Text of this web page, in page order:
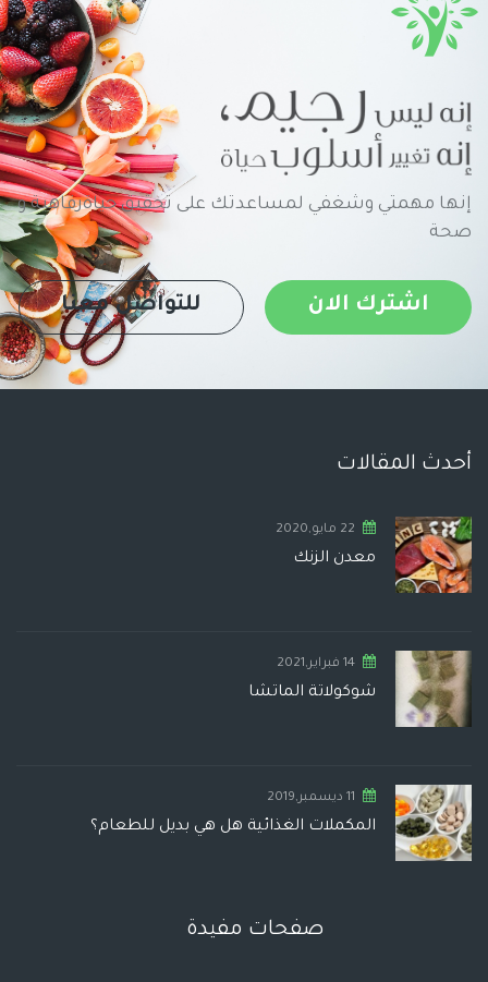
إنها مهمتي وشغفي لمساعدتك على تحقيق حياةرفاهية و
صحة
اشترك الان للتواصل معنا
أحدث المقالات
22 مايو,2020
معدن الزنك
14 فبراير,2021
شوكولاتة الماتشا
11 ديسمبر,2019
المكملات الغذائية هل هي بديل للطعام؟
صفحات مفيدة